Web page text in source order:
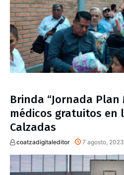
Brinda “Jornada Plan
médicos gratuitos en
Calzadas
coatzadigitaleditor 7 agosto, 2023